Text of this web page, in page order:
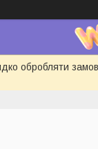
обробляти